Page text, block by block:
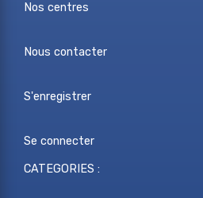
Nos centres
Nous contacter
S'enregistrer
Se connecter
CATEGORIES :